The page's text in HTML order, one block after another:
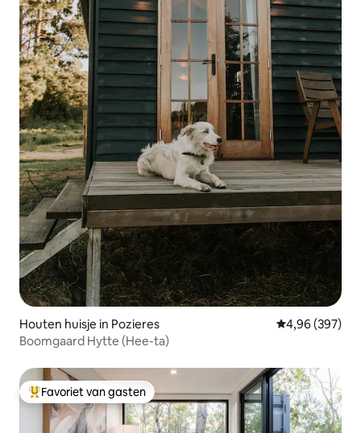
Houten huisje in Pozieres Gemiddelde
4,96 (397)
Boomgaard Hytte (Hee-ta)
Topfavoriet van gasten
Favoriet van gasten